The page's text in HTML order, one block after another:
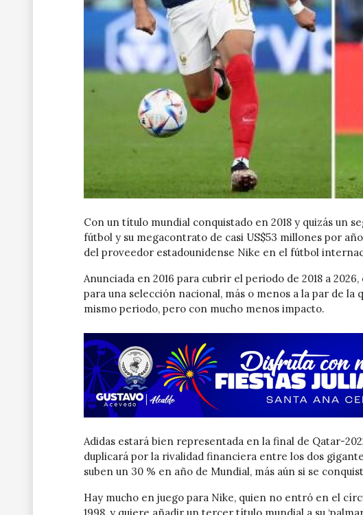
Con un título mundial conquistado en 2018 y quizás un
fútbol y su megacontrato de casi US$53 millones por
del proveedor estadounidense Nike en el fútbol
Anunciada en 2016 para cubrir el periodo de 2018 a
para una selección nacional, más o menos a la par de la
mismo periodo, pero con mucho menos impacto.
Adidas estará bien representada en la final de Qatar-
duplicará por la rivalidad financiera entre los dos
suben un 30 % en año de Mundial, más aún si se
Hay mucho en juego para Nike, quien no entró en el